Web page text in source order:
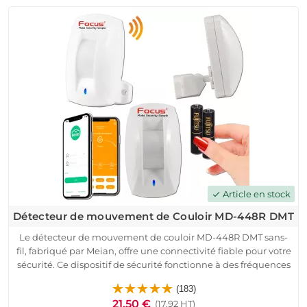
LED, il envoie des alertes en cas de problème. Installation
facile et surveillance à distance via une application mobile.
check Article en stock
Détecteur de mouvement de Couloir MD-448R DMT
Le détecteur de mouvement de couloir MD-448R DMT sans-
fil, fabriqué par Meian, offre une connectivité fiable pour votre
sécurité. Ce dispositif de sécurité fonctionne à des fréquences
code tournant ASK.
(183)
21,50 € (17.92 HT)